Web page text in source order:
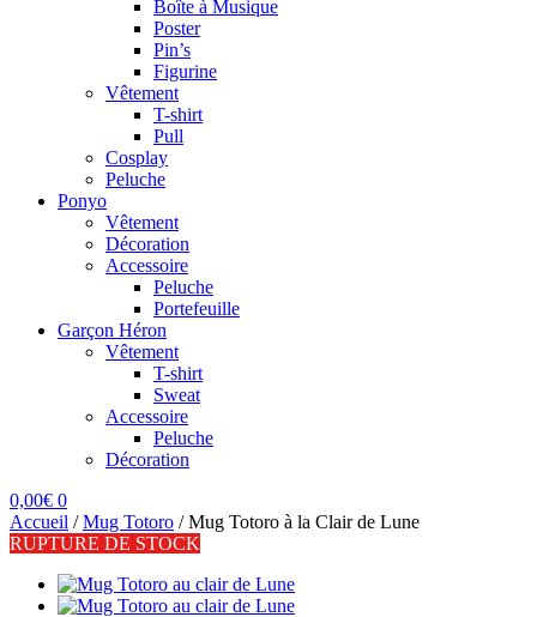
Boîte à Musique
Poster
Pin’s
Figurine
Vêtement
T-shirt
Pull
Cosplay
Peluche
Ponyo
Vêtement
Décoration
Accessoire
Peluche
Portefeuille
Garçon Héron
Vêtement
T-shirt
Sweat
Accessoire
Peluche
Décoration
0,00€ 0
Accueil /Mug Totoro /Mug Totoro à la Clair de Lune
RUPTURE DE STOCK